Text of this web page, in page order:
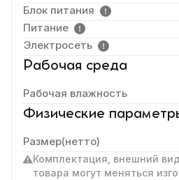
Блок питания
Питание
Электросеть
Рабочая среда
Рабочая влажность
Физические
Размер(нетто)
Комплектация, внешний
товара могут меняться